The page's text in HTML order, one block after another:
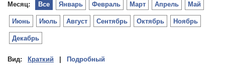
Месяц: Январь Февраль Март Апрель Май
Июнь Июль Август Сентябрь Октябрь Ноябрь
Декабрь
Все
Вид: Краткий Подробный